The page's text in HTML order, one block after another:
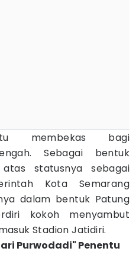
membekas bagi
Sebagai bentuk
statusnya sebagai
Kota Semarang
dalam bentuk Patung
kokoh menyambut
Stadion Jatidiri.
Purwodadi" Penentu